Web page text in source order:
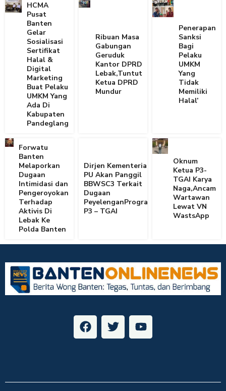
HCMA
Pusat
Banten
Gelar
Sosialisasi
Sertifikat
Halal &
Digital
Marketing
Buat Pelaku
UMKM Yang
Ada Di
Kabupaten
Pandeglang
Ribuan Masa
Gabungan
Geruduk
Kantor DPRD
Lebak,Tuntut
Ketua DPRD
Mundur
Penerapan
Sanksi
Bagi
Pelaku
UMKM
Yang
Tidak
Memiliki
Halal’
Forwatu
Banten
Melaporkan
Dugaan
Intimidasi dan
Pengeroyokan
Terhadap
Aktivis Di
Lebak Ke
Polda Banten
Dirjen Kementerian
PU Akan Panggil
BBWSC3 Terkait
Dugaan
PeyelenganProgram
P3 – TGAI
Oknum
Ketua P3-
TGAI Karya
Naga,Ancam
Wartawan
Lewat VN
WastsApp